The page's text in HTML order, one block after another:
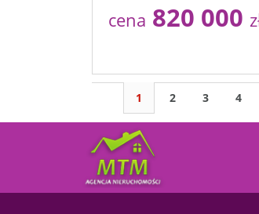
cena 820 000
1 2 3 4